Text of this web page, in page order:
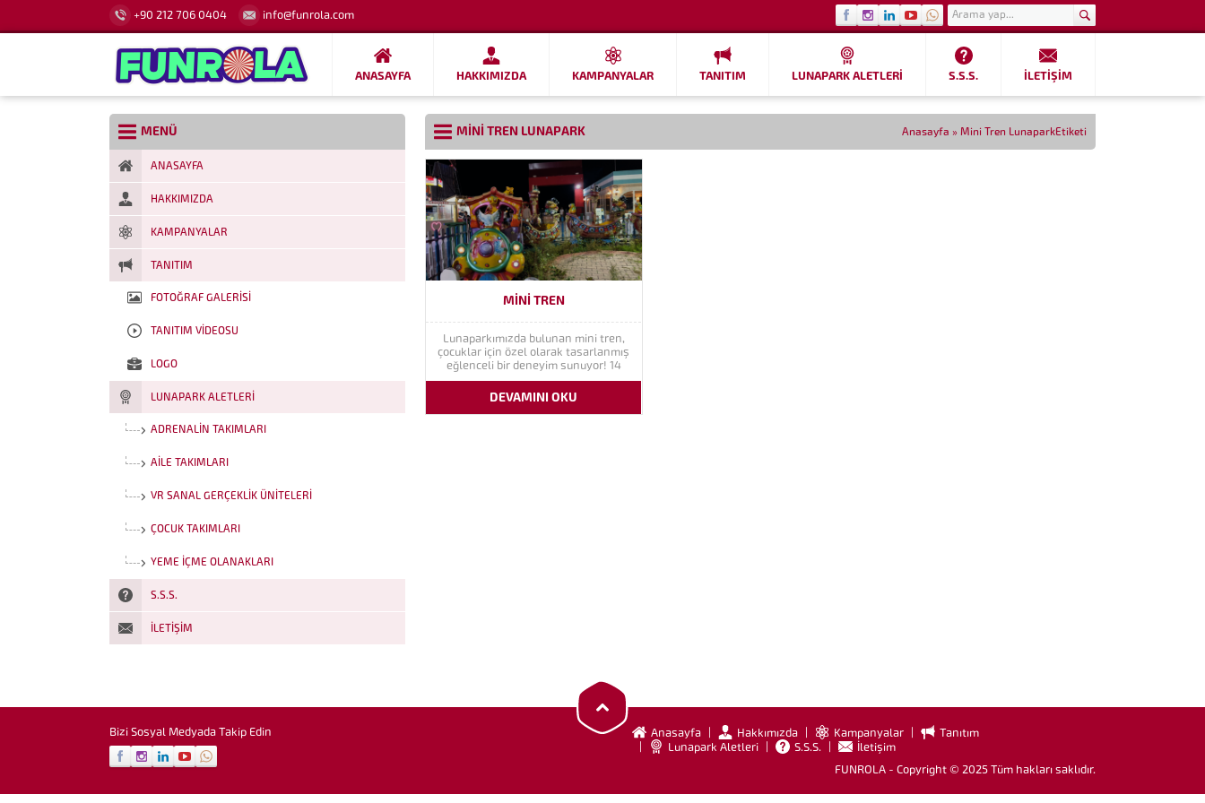
+90 212 706 0404 info@funrola.com
ANASAYFA HAKKIMIZDA KAMPANYALAR TANITIM LUNAPARK ALETLERI S.S.S. İLETIŞIM
MINI TREN LUNAPARK Anasayfa » Mini Tren LunaparkEtiketi
MINI TREN
Lunaparkımızda bulunan mini tren,
çocuklar için özel olarak tasarlanmış
eğlenceli bir deneyim sunuyor! 14
çocuk kapasitesi ile mini trenimiz,
küçük misafirlerimizin doyasıya
eğlenmesi için ideal bir aktivite. Mini
tren, renkli ve çekici tasarımıyla
DEVAMINI OKU
MENÜ
ANASAYFA
HAKKIMIZDA
KAMPANYALAR
TANITIM
FOTOĞRAF GALERISI
TANITIM VIDEOSU
LOGO
LUNAPARK ALETLERI
ADRENALIN TAKIMLARI
AILE TAKIMLARI
VR SANAL GERÇEKLIK ÜNITELERI
ÇOCUK TAKIMLARI
YEME İÇME OLANAKLARI
S.S.S.
İLETIŞIM
Bizi Sosyal Medyada Takip Edin Anasayfa Hakkımızda Kampanyalar
Tanıtım
Lunapark Aletleri
S.S.S.
İletişim
FUNROLA - Copyright © 2025 Tüm hakları saklıdır.